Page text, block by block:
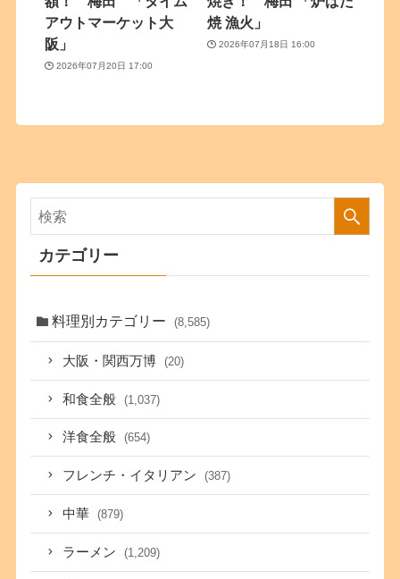
アウトマーケット大
阪」
2026年07月20日 17:00
焼 漁火」
2026年07月18日 16:00
カテゴリー
料理別カテゴリー (8,585)
大阪・関西万博 (20)
和食全般 (1,037)
洋食全般 (654)
フレンチ・イタリアン (387)
中華 (879)
ラーメン (1,209)